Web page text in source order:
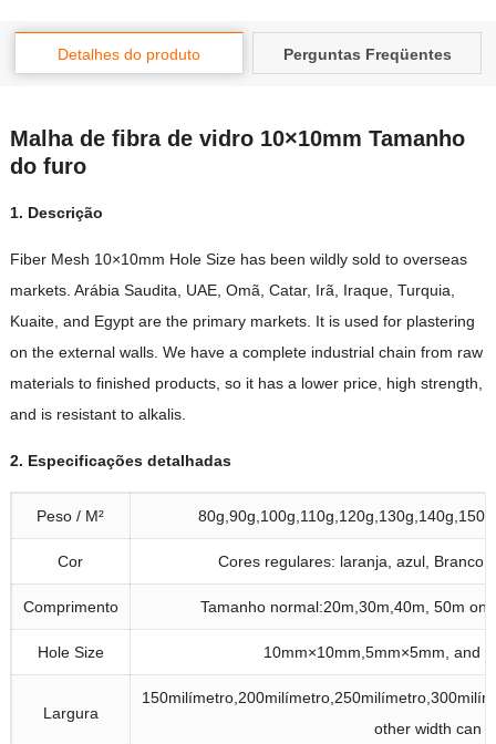
Detalhes do produto Perguntas Freqüentes
Malha de fibra de vidro 10×10mm Tamanho
do furo
1. Descrição
Fiber Mesh 10×10mm Hole Size has been wildly sold to overseas
markets. Arábia Saudita, UAE, Omã, Catar, Irã, Iraque, Turquia,
Kuaite, and Egypt are the primary markets. It is used for plastering
on the external walls. We have a complete industrial chain from raw
materials to finished products, so it has a lower price, high strength,
and is resistant to alkalis.
2. Especificações detalhadas
Peso / M²
Cor Cores regulares: laranja, azul, Branco,
Comprimento Tamanho normal:20m,30m,40m, 50m
Hole Size 10mm×10mm,5mm×5mm,and
Largura
other width can